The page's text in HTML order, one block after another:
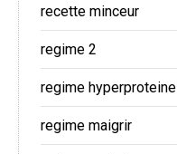
recette minceur
regime 2
regime hyperproteine
regime maigrir